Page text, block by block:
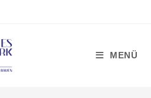
MENÜ